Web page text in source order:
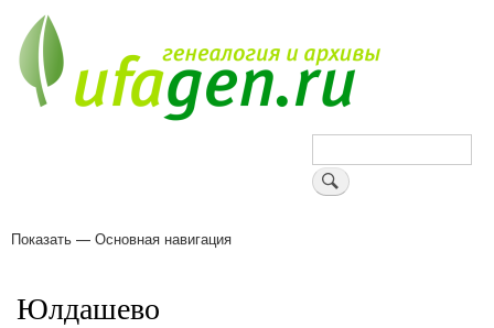
основному
содержанию
Поиск
Основная
Показать — Основная навигация
Юлдашево